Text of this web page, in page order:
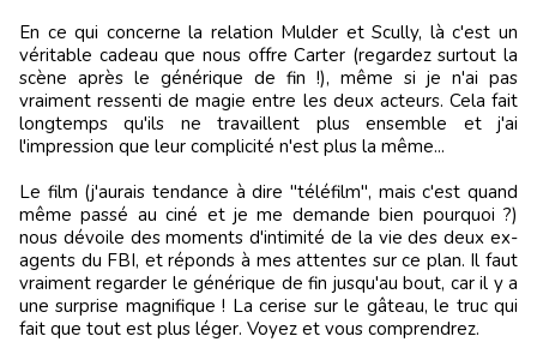
En ce qui concerne la relation Mulder et Scully, là c'est un
véritable cadeau que nous offre Carter (regardez surtout la
scène après le générique de fin !), même si je n'ai pas
vraiment ressenti de magie entre les deux acteurs. Cela fait
longtemps qu'ils ne travaillent plus ensemble et j'ai
l'impression que leur complicité n'est plus la même...
Le film (j'aurais tendance à dire "téléfilm", mais c'est quand
même passé au ciné et je me demande bien pourquoi ?)
nous dévoile des moments d'intimité de la vie des deux ex-
agents du FBI, et réponds à mes attentes sur ce plan. Il faut
vraiment regarder le générique de fin jusqu'au bout, car il y a
une surprise magnifique ! La cerise sur le gâteau, le truc qui
fait que tout est plus léger. Voyez et vous comprendrez.